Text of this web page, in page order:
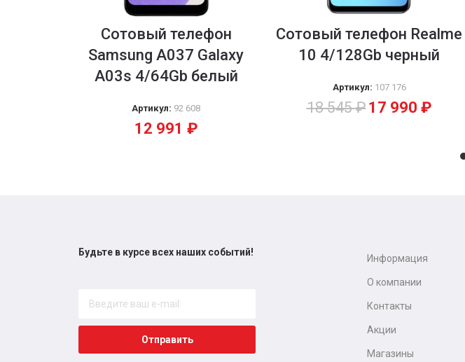
Сотовый телефон
Samsung A037 Galaxy
A03s 4/64Gb белый
Артикул: 92 608
12 991 ₽
Сотовый телефон Realme
10 4/128Gb черный
Артикул: 107 176
18 545₽17 990 ₽
Будьте в курсе всех наших событий!
Отправить
Информация
О компании
Контакты
Акции
Магазины